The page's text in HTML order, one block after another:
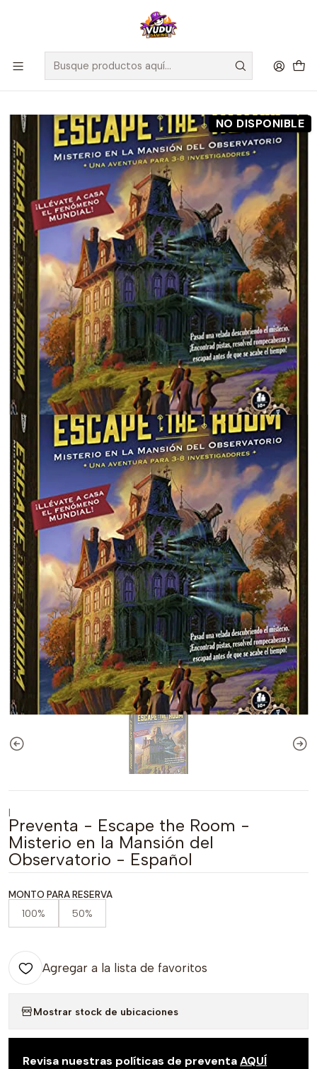
🚀 ¡Despachamos a todo Chile! Envío GRATIS a Regiones sobre
$100.000 y a RM sobre $35.000
Inicio Preventas Maldito Games
Preventa - Escape the Room - Misterio en la Mansión del
Observatorio - Español
NO DISPONIBLE
|
Preventa - Escape the Room -
Misterio en la Mansión del
Observatorio - Español
MONTO PARA RESERVA
100% 50%
Agregar a la lista de favoritos
Mostrar stock de ubicaciones
Revisa nuestras políticas de preventaAQUÍ